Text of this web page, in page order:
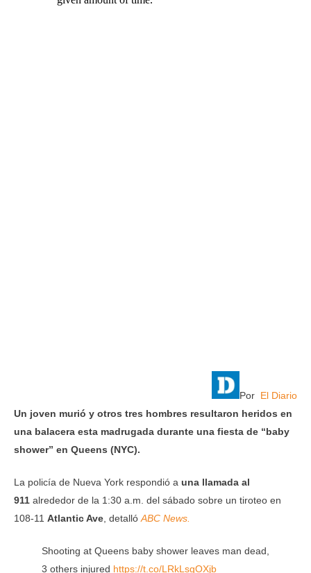
Por El Diario
Un joven murió y otros tres hombres resultaron heridos en
una balacera esta madrugada durante una fiesta de “baby
shower” en Queens (NYC).
La policía de Nueva York respondió a una llamada al
911 alrededor de la 1:30 a.m. del sábado sobre un tiroteo en
108-11 Atlantic Ave , detalló ABC News.
Shooting at Queens baby shower leaves man dead,
3 others injured https://t.co/LRkLsgOXjb